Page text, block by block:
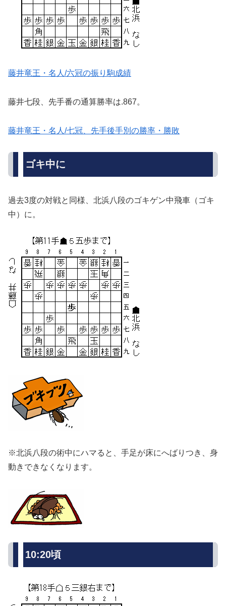
藤井竜王・名人/六冠の振り駒成績
藤井七段、先手番の通算勝率は.867。
藤井竜王・名人/七冠、先手後手別の勝率・勝敗
ゴキ中に
過去3度の対戦と同様、北浜八段のゴキゲン中飛車（ゴキ
中）に。
※北浜八段の術中にハマると、手足が床にへばりつき、身
動きできなくなります。
10:20頃